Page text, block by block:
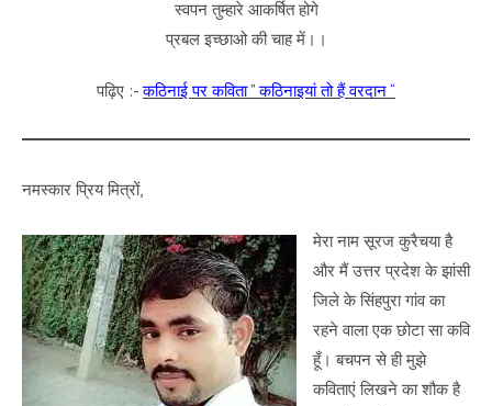
स्वपन तुम्हारे आकर्षित होगे
प्रबल इच्छाओ की चाह में।।
पढ़िए :-कठिनाई पर कविता ” कठिनाइयां तो हैं वरदान “
नमस्कार प्रिय मित्रों,
मेरा नाम सूरज कुरैचया है
और मैं उत्तर प्रदेश के झांसी
जिले के सिंहपुरा गांव का
रहने वाला एक छोटा सा कवि
हूँ। बचपन से ही मुझे
कविताएं लिखने का शौक है